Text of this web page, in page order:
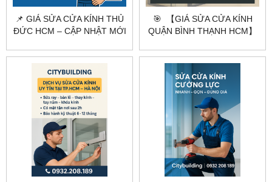
📌 GIÁ SỬA CỬA KÍNH THỦ
ĐỨC HCM – CẬP NHẬT MỚI
🎯 【GIÁ SỬA CỬA KÍNH
QUẬN BÌNH THẠNH HCM】
TRONG 1H